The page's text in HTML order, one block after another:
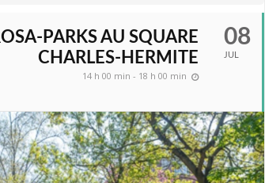
08
JUL
PARKS AU SQUARE
CHARLES-HERMITE
14 h 00 min - 18 h 00 min